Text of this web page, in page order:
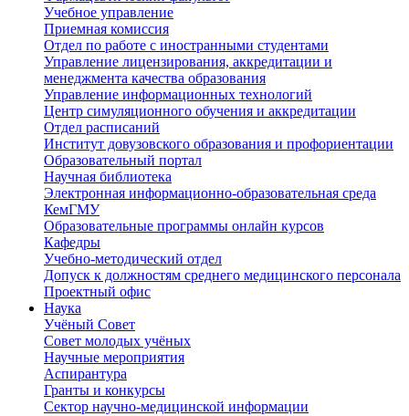
Учебное управление
Приемная комиссия
Отдел по работе с иностранными студентами
Управление лицензирования, аккредитации и
менеджмента качества образования
Управление информационных технологий
Центр симуляционного обучения и аккредитации
Отдел расписаний
Институт довузовского образования и профориентации
Образовательный портал
Научная библиотека
Электронная информационно-образовательная среда
КемГМУ
Образовательные программы онлайн курсов
Кафедры
Учебно-методический отдел
Допуск к должностям среднего медицинского персонала
Проектный офис
Наука
Учёный Cовет
Совет молодых учёных
Научные мероприятия
Аспирантура
Гранты и конкурсы
Сектор научно-медицинской информации